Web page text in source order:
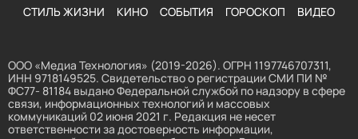
СТИЛЬ ЖИЗНИ КИНО СОБЫТИЯ ГОРОСКОП ВИДЕО
ООО «Медиа Технология» (2019-2026). ОГРН 1197746707311,
ИНН 9718149525. Свидетельство о регистрации СМИ ПИ №
ФС77- 81184 выдано Федеральной службой по надзору в сфере
связи, информационных технологий и массовых
коммуникаций 02 июня 2021 г. Редакция не несет
ответственности за достоверность информации,